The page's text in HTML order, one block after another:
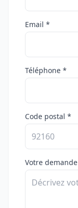
Email *
Téléphone *
Code postal *
Votre demande